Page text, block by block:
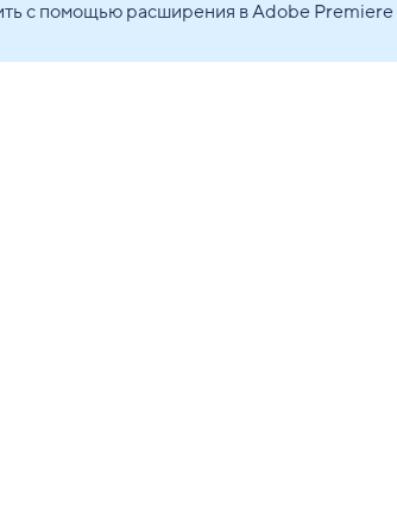
с помощью расширения в Adobe Premiere